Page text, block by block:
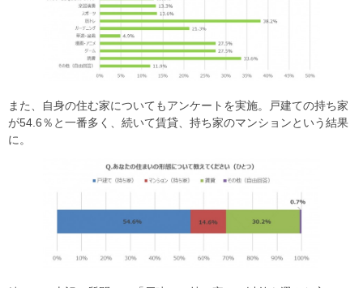
また、自身の住む家についてもアンケートを実施。戸建ての持ち家
が54.6％と一番多く、続いて賃貸、持ち家のマンションという結果
に。